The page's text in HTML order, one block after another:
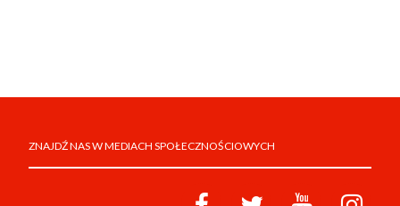
ZNAJDŹ NAS W MEDIACH SPOŁECZNOŚCIOWYCH